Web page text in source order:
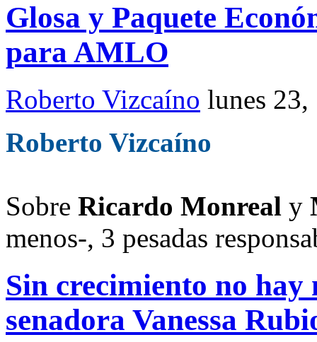
Glosa y Paquete
para AMLO
Roberto Vizcaíno lunes 23,
Roberto Vizcaíno
Sobre Ricardo Monreal y
menos-, 3 pesadas
Sin crecimiento no
senadora Vanessa